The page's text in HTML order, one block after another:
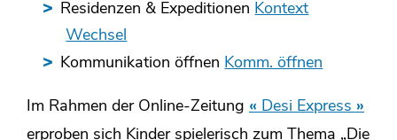
Residenzen & Expeditionen Kontext
Wechsel
Kommunikation öffnen Komm. öffnen
Im Rahmen der Online-Zeitung « Desi Express »
erproben sich Kinder spielerisch zum Thema „Die